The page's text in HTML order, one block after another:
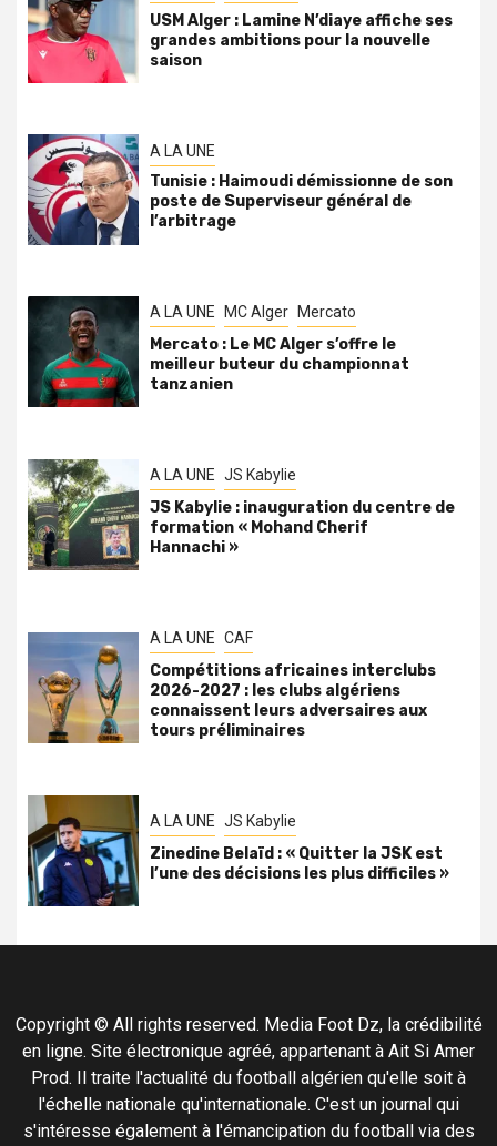
USM Alger : Lamine N’diaye affiche ses
grandes ambitions pour la nouvelle
saison
A LA UNE
Tunisie : Haimoudi démissionne de son
poste de Superviseur général de
l’arbitrage
A LA UNE MC Alger Mercato
Mercato : Le MC Alger s’offre le
meilleur buteur du championnat
tanzanien
A LA UNE JS Kabylie
JS Kabylie : inauguration du centre de
formation « Mohand Cherif
Hannachi »
A LA UNE CAF
Compétitions africaines interclubs
2026-2027 : les clubs algériens
connaissent leurs adversaires aux
tours préliminaires
A LA UNE JS Kabylie
Zinedine Belaïd : « Quitter la JSK est
l’une des décisions les plus difficiles »
Copyright © All rights reserved. Media Foot Dz, la crédibilité
en ligne. Site électronique agréé, appartenant à Ait Si Amer
Prod. Il traite l'actualité du football algérien qu'elle soit à
l'échelle nationale qu'internationale. C'est un journal qui
s'intéresse également à l'émancipation du football via des